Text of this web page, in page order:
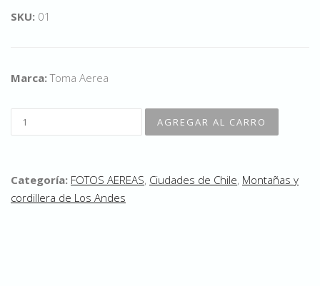
SKU: 01
Marca:Toma Aerea
Categoría: FOTOS AEREAS, Ciudades de Chile, Montañas y
cordillera de Los Andes